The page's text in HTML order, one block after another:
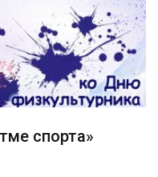
спорта»